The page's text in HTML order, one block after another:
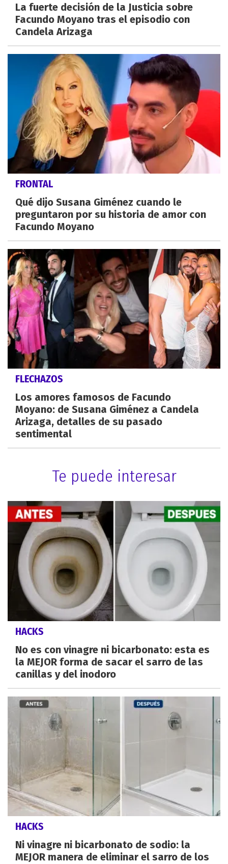
La fuerte decisión de la Justicia sobre
Facundo Moyano tras el episodio con
Candela Arizaga
FRONTAL
Qué dijo Susana Giménez cuando le
preguntaron por su historia de amor con
Facundo Moyano
FLECHAZOS
Los amores famosos de Facundo
Moyano: de Susana Giménez a Candela
Arizaga, detalles de su pasado
sentimental
Te puede interesar
HACKS
No es con vinagre ni bicarbonato: esta es
la MEJOR forma de sacar el sarro de las
canillas y del inodoro
HACKS
Ni vinagre ni bicarbonato de sodio: la
MEJOR manera de eliminar el sarro de los